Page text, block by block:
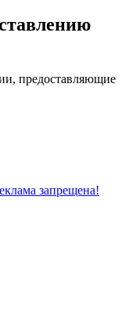
предоставляющие
запрещена!